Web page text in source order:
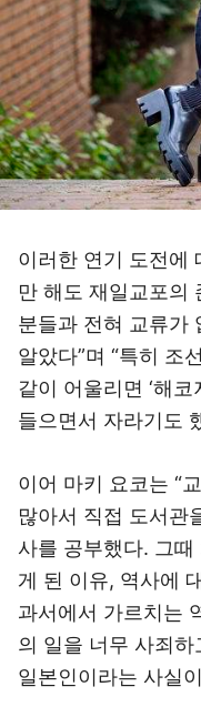
이러한 연기 도전에
만 해도 재일교포의
분들과 전혀 교류가
알았다”며 “특히 조
같이 어울리면 ‘해코
들으면서 자라기도
이어 마키 요코는 “
많아서 직접 도서관
사를 공부했다. 그
게 된 이유, 역사에
과서에서 가르치는
의 일을 너무 사죄
일본인이라는 사실